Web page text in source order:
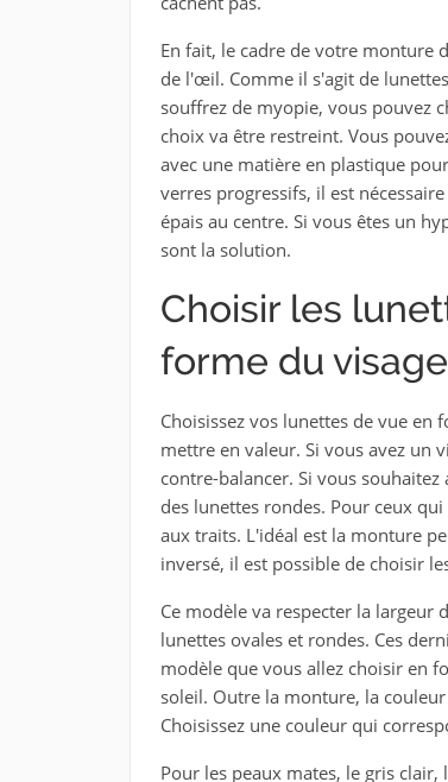
En fait, le cadre de votre monture
de l'œil. Comme il s'agit de
souffrez de myopie, vous pouvez
choix va être restreint. Vous
avec une matière en plastique
verres progressifs, il est
épais au centre. Si vous êtes un
sont la solution.
Choisir les
forme du visage
Choisissez vos lunettes de vue en
mettre en valeur. Si vous avez un
contre-balancer. Si vous
des lunettes rondes. Pour ceux
aux traits. L'idéal est la monture
inversé, il est possible de choisir
Ce modèle va respecter la largeur
lunettes ovales et rondes. Ces
modèle que vous allez choisir en
soleil. Outre la monture, la
Choisissez une couleur qui
Pour les peaux mates, le gris